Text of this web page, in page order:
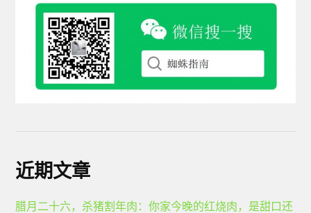
近期文章
腊月二十六，杀猪割年肉：你家今晚的红烧肉，是甜口还